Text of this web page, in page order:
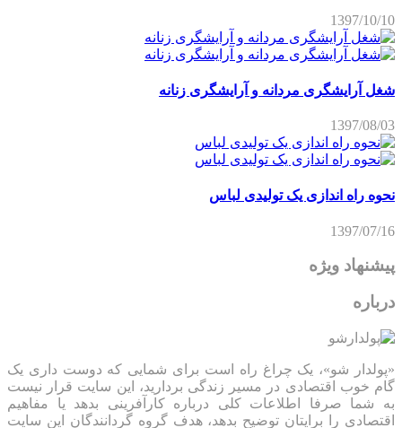
1397/10/10
شغل آرایشگری مردانه و آرایشگری زنانه
1397/08/03
نحوه راه اندازی یک تولیدی لباس
1397/07/16
پیشنهاد ویژه
درباره
«پولدار شو»، یک چراغ راه است برای شمایی که دوست داری یک
گام خوب اقتصادی در مسیر زندگی بردارید، این سایت قرار نیست
به شما صرفا اطلاعات کلی درباره کارآفرینی بدهد یا مفاهیم
اقتصادی را برایتان توضیح بدهد، هدف گروه گردانندگان این سایت